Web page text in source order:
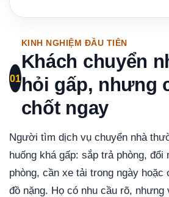
01
KINH NGHIỆM ĐẦU TIÊN
Khách chuyển
hỏi gấp, nhưng
chốt ngay
Người tìm dịch vụ chuyển nhà
huống khá gấp: sắp trả phòng, đổi
phòng, cần xe tải trong ngày
đồ nặng. Họ có nhu cầu rõ, nhưng